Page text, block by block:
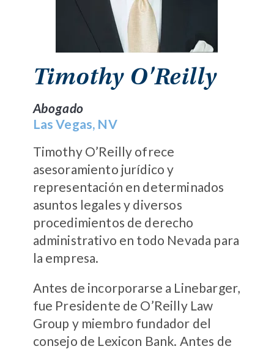
Timothy O'Reilly
Abogado
Las Vegas, NV
Timothy O’Reilly ofrece
asesoramiento jurídico y
representación en determinados
asuntos legales y diversos
procedimientos de derecho
administrativo en todo Nevada para
la empresa.
Antes de incorporarse a Linebarger,
fue Presidente de O’Reilly Law
Group y miembro fundador del
consejo de Lexicon Bank. Antes de